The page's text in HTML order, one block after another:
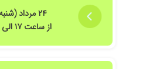
۲۴ مرداد (شنبه)
از ساعت ۱۷ الی ۲۰